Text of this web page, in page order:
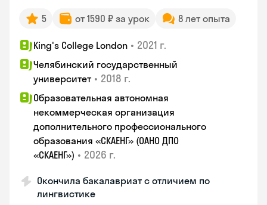
5 от 1590 ₽ за урок 8 лет опыта
King's College London • 2021 г.
Челябинский государственный
университет • 2018 г.
Образовательная автономная
некоммерческая организация
дополнительного профессионального
образования «СКАЕНГ» (ОАНО ДПО
«СКАЕНГ») • 2026 г.
Окончила бакалавриат с отличием по
лингвистике